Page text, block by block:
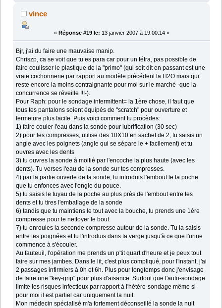
vince
« Réponse #19 le: 13 janvier 2007 à 19:00:14 »
Bjr, j'ai du faire une mauvaise manip.
Chriszp, ca se voit que tu es para car pour un tétra, pas possible de
faire coulisser le plastique de la "primo" (qui soit dit en passant est une
vraie cochonnerie par rapport au modèle précédent la H2O mais qui
reste encore la moins contraignante pour moi sur le marché -que la
concurrence se réveille !!!-).
Pour Raph: pour le sondage intermittent= la 1ère chose, il faut que
tous tes pantalons soient équipés de "scratch" pour ouverture et
fermeture plus facile. Puis voici comment tu procèdes:
1) faire couler l'eau dans la sonde pour lubrification (30 sec)
2) pour les compresses, utilise des 10X10 en sachet de 2; tu saisis un
angle avec les poignets (angle qui se sépare le + facilement) et tu
ouvres avec les dents
3) tu ouvres la sonde à moitié par l'encoche la plus haute (avec les
dents). Tu verses l'eau de la sonde sur tes compresses.
4) par la partie ouverte de ta sonde, tu introduis l'embout le la poche
que tu enfonces avec l'ongle du pouce.
5) tu saisis le tuyau de la poche au plus près de l'embout entre tes
dents et tu tires l'emballage de la sonde
6) tandis que tu maintiens le tout avec la bouche, tu prends une 1ère
compresse pour te nettoyer le bout.
7) tu enroules la seconde compresse autour de la sonde. Tu la saisis
entre tes poignées et tu l'introduis dans ta verge jusqu'à ce que l'urine
commence à s'écouler.
Au fauteuil, l'opération me prends un p'tit quart d'heure et je peux tout
faire sur mes jambes. Dans le lit, c'est plus compliqué, pour l'instant, j'ai
2 passages infirmiers à 0h et 6h. Plus pour longtemps donc j'envisage
de faire une "key-grip" pour plus d'aisance. Surtout que l'auto-sondage
limite les risques infectieux par rapport à l'hétéro-sondage même si
pour moi il est partiel car uniquement la nuit.
Mon médecin spécialisé m'a fortement déconseillé la sonde la nuit